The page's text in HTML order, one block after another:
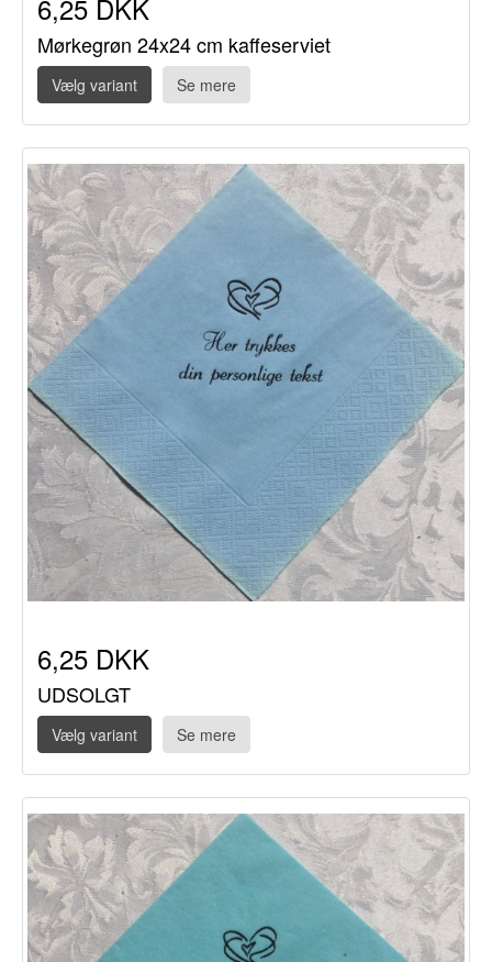
6,25 DKK
Mørkegrøn 24x24 cm kaffeserviet
Vælg variant Se mere
6,25 DKK
UDSOLGT
Vælg variant Se mere